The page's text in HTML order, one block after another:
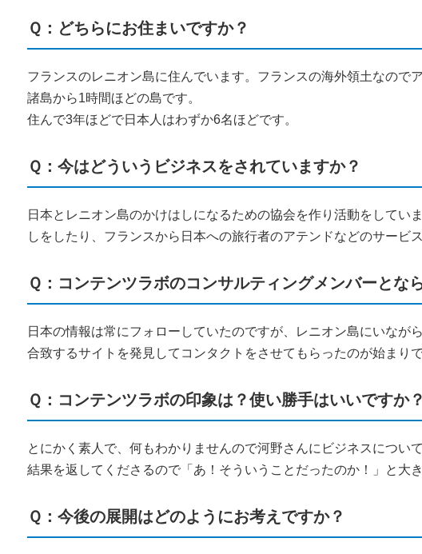
Ｑ：どちらにお住まいですか？
フランスのレニオン島に住んでいます。フランスの海外領土なので
諸島から1時間ほどの島です。
住んで3年ほどで日本人はわずか6名ほどです。
Ｑ：今はどういうビジネスをされていますか？
日本とレニオン島のかけはしになるための協会を作り活動をしてい
しをしたり、フランスから日本への旅行者のアテンドなどのサービ
Ｑ：コンテンツラボのコンサルティングメンバーとな
日本の情報は常にフォローしていたのですが、レニオン島にいなが
合致するサイトを発見してコンタクトをさせてもらったのが始まりで
Ｑ：コンテンツラボの印象は？使い勝手はいいですか？
とにかく素人で、何もわかりませんので河野さんにビジネスについ
結果を返してくださるので「あ！そういうことだったのか！」と大
Ｑ：今後の展開はどのようにお考えですか？